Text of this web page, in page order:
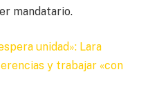
mandatario.
unidad»: Lara
y trabajar «con